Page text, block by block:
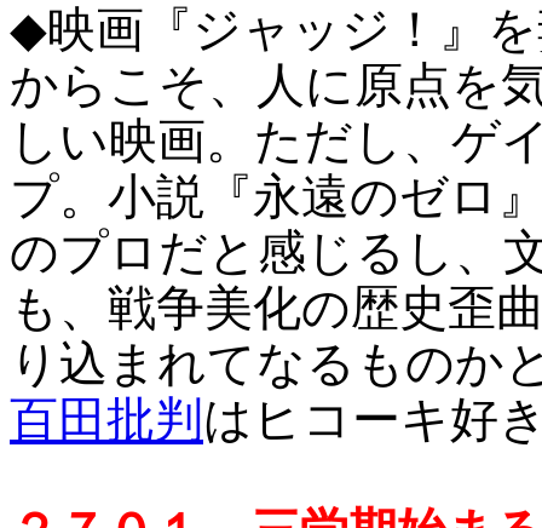
◆映画『ジャッジ！』
からこそ、人に原点を
しい映画。ただし、ゲ
プ。小説『永遠のゼロ
のプロだと感じるし、
も、戦争美化の歴史歪
り込まれてなるものか
百田批判 はヒコーキ好